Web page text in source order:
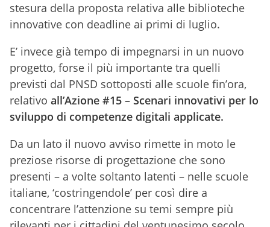
stesura della proposta relativa alle biblioteche
innovative con deadline ai primi di luglio.
E’ invece già tempo di impegnarsi in un nuovo
progetto, forse il più importante tra quelli
previsti dal PNSD sottoposti alle scuole fin’ora,
relativo all’Azione #15 – Scenari innovativi per lo
sviluppo di competenze digitali applicate.
Da un lato il nuovo avviso rimette in moto le
preziose risorse di progettazione che sono
presenti – a volte soltanto latenti – nelle scuole
italiane, ‘costringendole’ per così dire a
concentrare l’attenzione su temi sempre più